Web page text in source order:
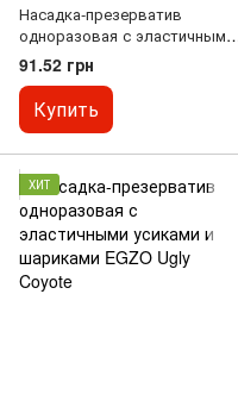
Насадка-презерватив
одноразовая с эластичными
усиками и шариками EGZO
Bee`s Knees
91.52 грн
Купить
ХИТ